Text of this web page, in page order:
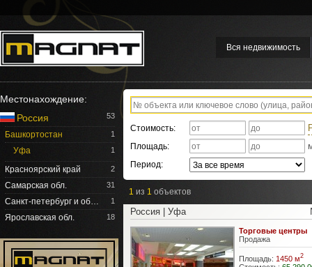
Вся недвижимость
Местонахождение:
Россия
53
Башкортостан 1
Уфа 1
Красноярский край 2
Самарская обл. 31
Санкт-петербург и об… 1
Ярославская обл. 18
Стоимость:
Площадь:
Период:
1 из 1 объектов
Россия | Уфа
Торговые центры
Продажа
Площадь: 1450 м2